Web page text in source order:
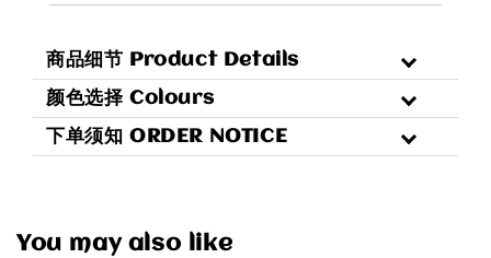
商品细节 Product Details
颜色选择 Colours
下单须知 ORDER NOTICE
You may also like